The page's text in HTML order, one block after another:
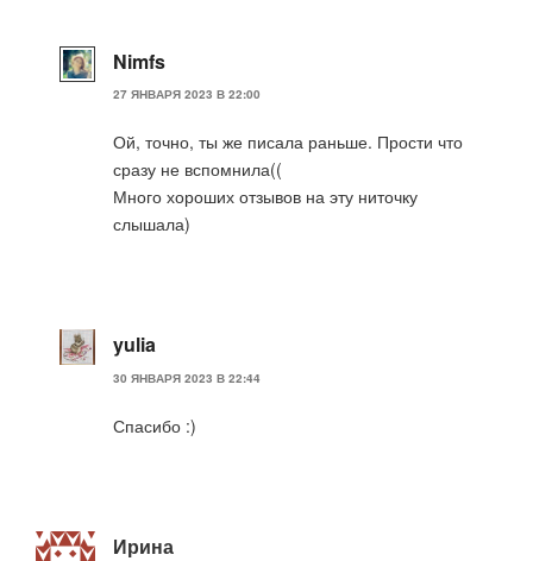
Nimfs
27 ЯНВАРЯ 2023 В 22:00
Ой, точно, ты же писала раньше. Прости что
сразу не вспомнила((
Много хороших отзывов на эту ниточку
слышала)
yulia
30 ЯНВАРЯ 2023 В 22:44
Спасибо :)
Ирина